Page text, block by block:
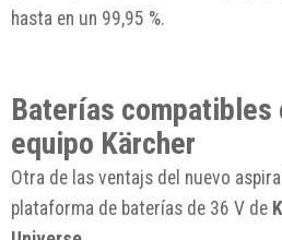
hasta en un 99,95 %.
Baterías compatibles
equipo Kärcher
Otra de las ventajs del nuevo
plataforma de baterías de 36 V de